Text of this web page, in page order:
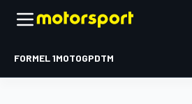
FORMEL 1MOTOGPDTM